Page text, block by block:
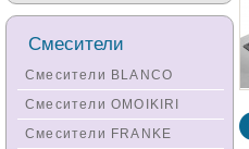
Смесители
Смесители BLANCO
Смесители OMOIKIRI
Смесители FRANKE